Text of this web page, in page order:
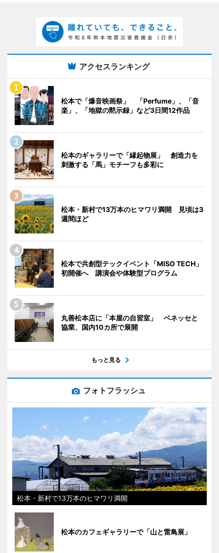
アクセスランキング
松本で「爆音映画祭」 「Perfume」、「音
楽」、「地獄の黙示録」など3日間12作品
松本のギャラリーで「縁起物展」 創造力を
刺激する「馬」モチーフも多彩に
松本・新村で13万本のヒマワリ満開 見頃は3
週間ほど
松本で共創型テックイベント「MISO TECH」
初開催へ 講演会や体験型プログラム
丸善松本店に「本屋の自習室」 ベネッセと
協業、国内10カ所で展開
もっと見る
フォトフラッシュ
松本・新村で13万本のヒマワリ満開
松本のカフェギャラリーで「山と雷鳥展」